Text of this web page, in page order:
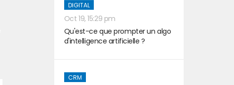
DIGITAL
Oct 19, 15:29 pm
Qu'est-ce que prompter un algo
d'intelligence artificielle ?
CRM